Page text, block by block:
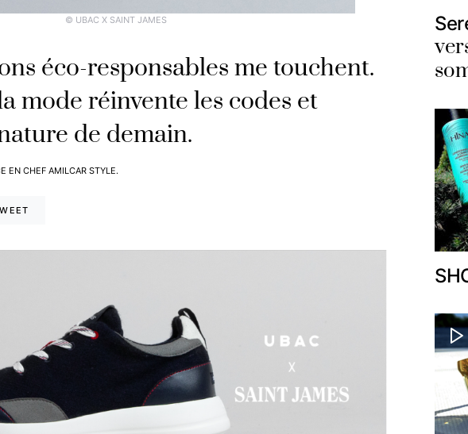
© UBAC X SAINT JAMES
éco-responsables me touchent.
mode réinvente les codes et
de demain.
EN CHEF AMILCAR STYLE.